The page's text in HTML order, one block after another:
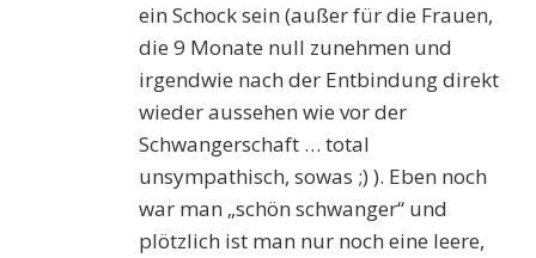
ein Schock sein (außer für die Frauen,
die 9 Monate null zunehmen und
irgendwie nach der Entbindung direkt
wieder aussehen wie vor der
Schwangerschaft … total
unsympathisch, sowas ;) ). Eben noch
war man „schön schwanger“ und
plötzlich ist man nur noch eine leere,